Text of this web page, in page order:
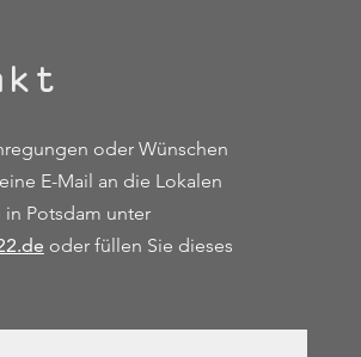
oder Wünschen
E-Mail an die Lokalen
Potsdam unter
oder füllen Sie dieses